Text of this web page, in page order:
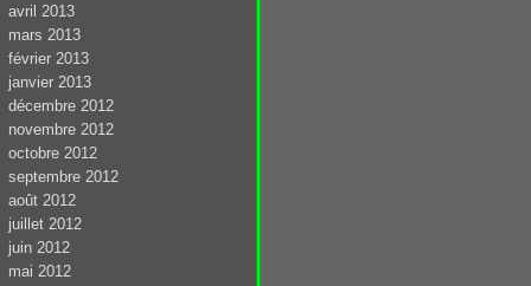
avril 2013
mars 2013
février 2013
janvier 2013
décembre 2012
novembre 2012
octobre 2012
septembre 2012
août 2012
juillet 2012
juin 2012
mai 2012